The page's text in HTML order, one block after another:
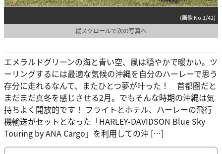
(画像 No.1/42)
縦スクロールで次の写真へ
エメラルドグリーンの海と青い空、風は穏やかで暖かい。ツ
ーリングするには最適な気候の沖縄を自分のハーレーで思う
存分に走れるなんて、またひとつ夢が叶った！ 首都圏だと
まだまだ真冬を感じさせる2月。でもそんな時期の沖縄は気
持ちよく開放的です！ フライトとホテル、ハーレーの飛行
機輸送がセットとなった「HARLEY-DAVIDSON Blue Sky
Touring by ANA Cargo」を利用しての沖 […]